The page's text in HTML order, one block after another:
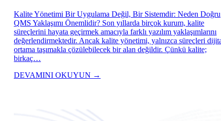
Kalite Yönetimi Bir Uygulama Değil, Bir Sistemdir: Neden Doğru
QMS Yaklaşımı Önemlidir? Son yıllarda birçok kurum, kalite
süreçlerini hayata geçirmek amacıyla farklı yazılım yaklaşımlarını
değerlendirmektedir. Ancak kalite yönetimi, yalnızca süreçleri
ortama taşımakla çözülebilecek bir alan değildir. Çünkü kalite;
birkaç…
DEVAMINI OKUYUN →